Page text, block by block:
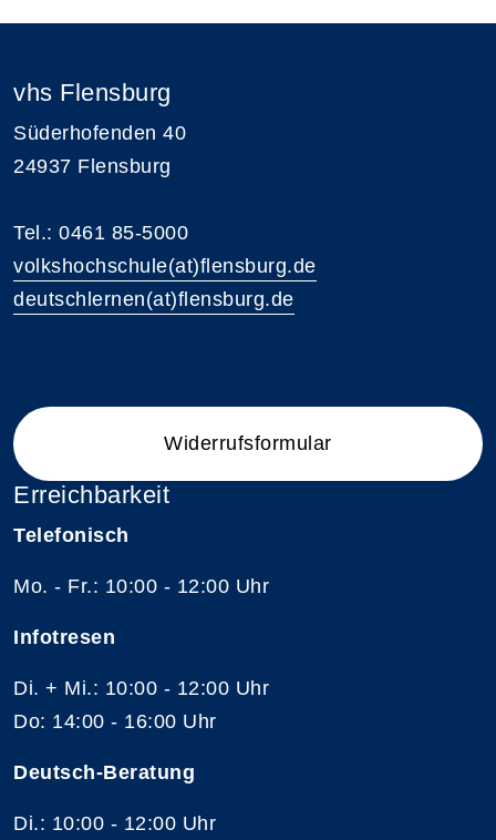
vhs Flensburg
Süderhofenden 40
24937 Flensburg
Tel.: 0461 85-5000
volkshochschule(at)flensburg.de
deutschlernen(at)flensburg.de
Widerrufsformular
Erreichbarkeit
Telefonisch
Mo. - Fr.: 10:00 - 12:00 Uhr
Infotresen
Di. + Mi.: 10:00 - 12:00 Uhr
Do: 14:00 - 16:00 Uhr
Deutsch-Beratung
Di.: 10:00 - 12:00 Uhr